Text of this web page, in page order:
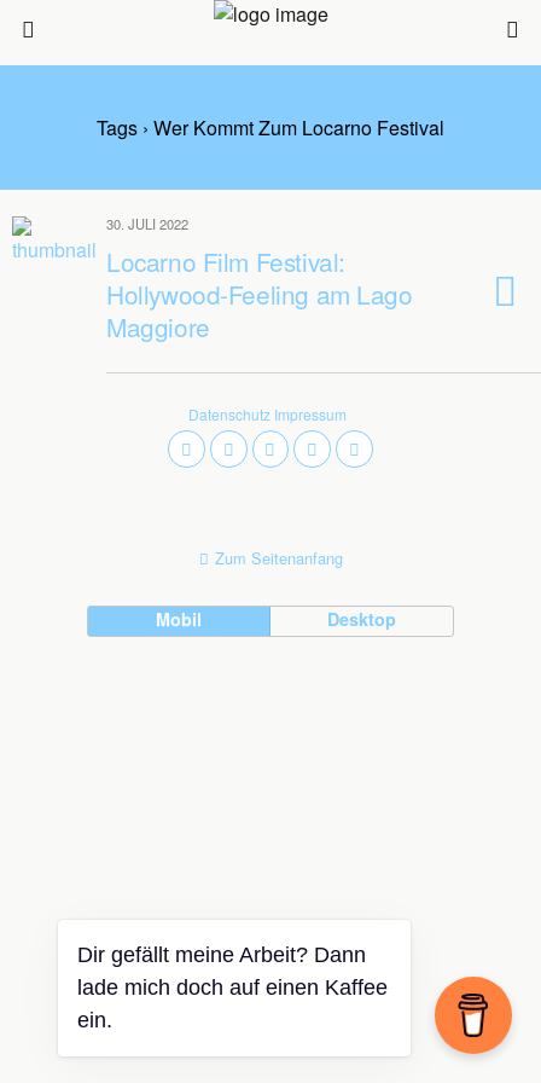
Tags › Wer Kommt Zum Locarno Festival
30. JULI 2022
Locarno Film Festival:
Hollywood-Feeling am Lago
Maggiore
Datenschutz Impressum
Zum Seitenanfang
Mobil Desktop
Dir gefällt meine Arbeit? Dann
lade mich doch auf einen Kaffee
ein.